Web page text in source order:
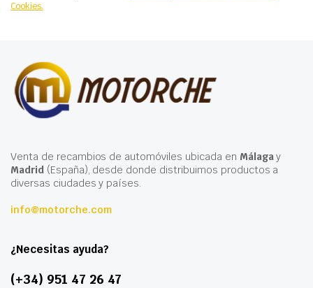
Cookies.
Venta de recambios de automóviles ubicada en Málagay
Madrid(España), desde donde distribuimos productos a
diversas ciudades y países.
info@motorche.com
¿Necesitas ayuda?
(+34) 951 47 26 47